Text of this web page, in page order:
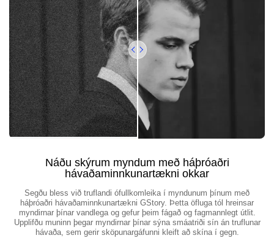
Náðu skýrum myndum með háþróaðri
hávaðaminnkunartækni okkar
Segðu bless við truflandi ófullkomleika í myndunum þínum með
háþróaðri hávaðaminnkunartækni GStory. Þetta öfluga tól hreinsar
myndirnar þínar vandlega og gefur þeim fágað og fagmannlegt útlit.
Upplifðu muninn þegar myndirnar þínar sýna smáatriði sín án truflunar
hávaða, sem gerir sköpunargáfunni kleift að skína í gegn.